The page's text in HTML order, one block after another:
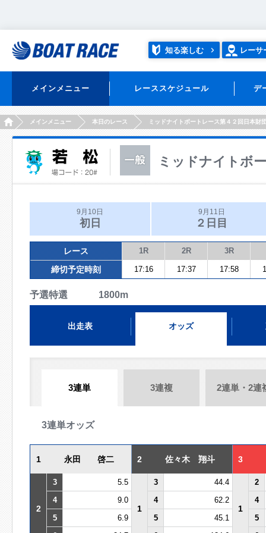
知る楽しむ レーサ
メインメニュー レーススケジュール デ
HOMEメインメニュー 本日のレース ミッドナイトボートレース第４２回日本財
ミッドナイトボ
9月10日
初日
9月11日
２日目
レース 1R 2R 3R
締切予定時刻 17:16 17:37 17:58
予選特選 1800m
出走表 オッズ
3連単 3連複 2連単・2連
3連単オッズ
1 永田 啓二 2 佐々木 翔斗 3
2
3 5.5
1
3 44.4
1
2
4
9.0 4 62.2
4
5
6.9 5 45.1
5